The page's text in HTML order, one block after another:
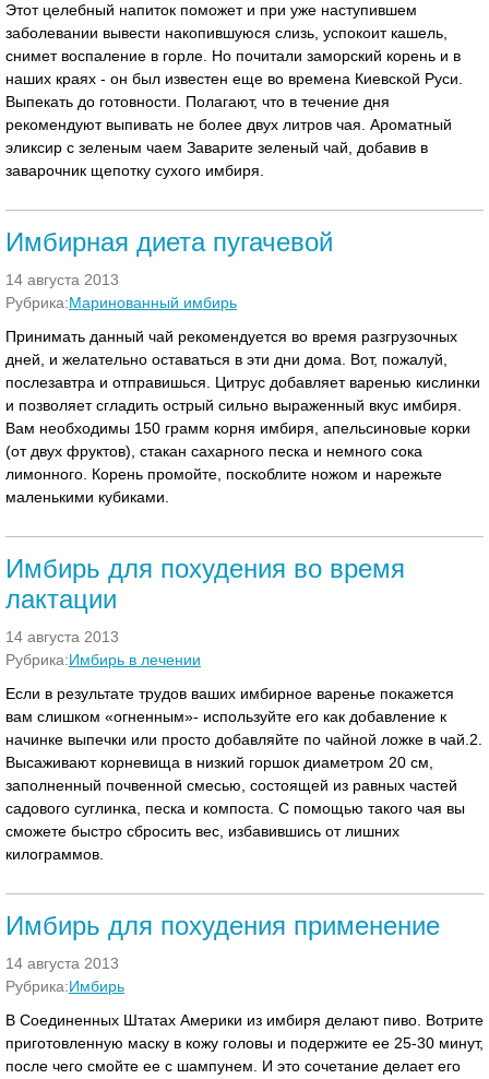
Этот целебный напиток поможет и при уже наступившем
заболевании вывести накопившуюся слизь, успокоит кашель,
снимет воспаление в горле. Но почитали заморский корень и в
наших краях - он был известен еще во времена Киевской Руси.
Выпекать до готовности. Полагают, что в течение дня
рекомендуют выпивать не более двух литров чая. Ароматный
эликсир с зеленым чаем Заварите зеленый чай, добавив в
заварочник щепотку сухого имбиря.
Имбирная диета пугачевой
14 августа 2013
Рубрика:Маринованный имбирь
Принимать данный чай рекомендуется во время разгрузочных
дней, и желательно оставаться в эти дни дома. Вот, пожалуй,
послезавтра и отправишься. Цитрус добавляет варенью кислинки
и позволяет сгладить острый сильно выраженный вкус имбиря.
Вам необходимы 150 грамм корня имбиря, апельсиновые корки
(от двух фруктов), стакан сахарного песка и немного сока
лимонного. Корень промойте, поскоблите ножом и нарежьте
маленькими кубиками.
Имбирь для похудения во время
лактации
14 августа 2013
Рубрика:Имбирь в лечении
Если в результате трудов ваших имбирное варенье покажется
вам слишком «огненным»- используйте его как добавление к
начинке выпечки или просто добавляйте по чайной ложке в чай.2.
Высаживают корневища в низкий горшок диаметром 20 см,
заполненный почвенной смесью, состоящей из равных частей
садового суглинка, песка и компоста. С помощью такого чая вы
сможете быстро сбросить вес, избавившись от лишних
килограммов.
Имбирь для похудения применение
14 августа 2013
Рубрика:Имбирь
В Соединенных Штатах Америки из имбиря делают пиво. Вотрите
приготовленную маску в кожу головы и подержите ее 25-30 минут,
после чего смойте ее с шампунем. И это сочетание делает его